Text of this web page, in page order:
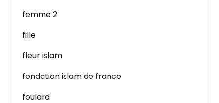
femme 2
fille
fleur islam
fondation islam de france
foulard